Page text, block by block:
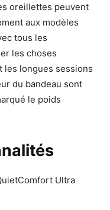
oreillettes peuvent
aux modèles
tous les
les choses
les longues sessions
du bandeau sont
le poids